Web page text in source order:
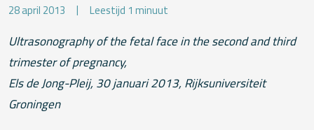
28 april 2013 Leestijd 1 minuut
Ultrasonography of the fetal face in the second and third
trimester of pregnancy,
Els de Jong-Pleij, 30 januari 2013, Rijksuniversiteit
Groningen